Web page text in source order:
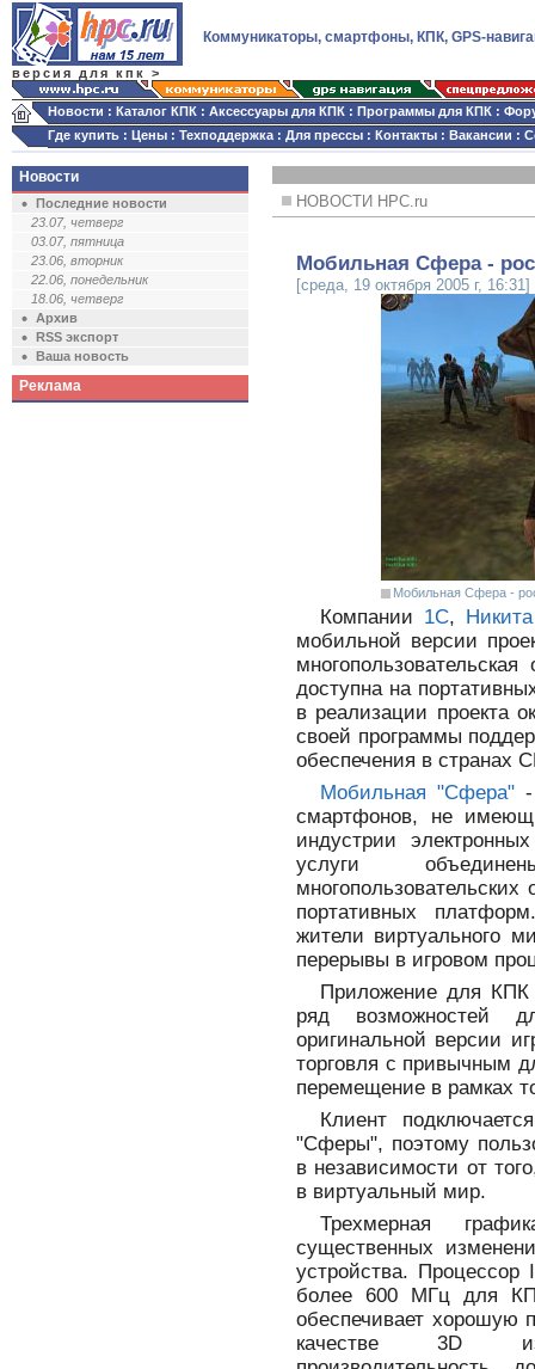
версия для кпк >
Коммуникаторы, смартфоны, КПК, GPS-
Новости : Каталог КПК : Аксессуары для КПК : Программы для КПК :
Где купить : Цены : Техподдержка : Для прессы : Контакты : Вакансии :
Новости
Последние новости
23.07, четверг
03.07, пятница
23.06, вторник
22.06, понедельник
18.06, четверг
Архив
RSS экспорт
Ваша новость
Реклама
НОВОСТИ HPC.ru
Мобильная Сфера -
[среда, 19 октября 2005 г, 16:31]
Мобильная Сфера -
Компании 1С, Никита
мобильной версии
доступна на
в реализации проекта
своей программы
обеспечения в странах
Мобильная "Сфера"
смартфонов, не
индустрии
услуги
портативных
жители виртуального
перерывы в игровом
Приложение для
ряд возможностей
оригинальной версии
торговля с привычным
перемещение в рамках
Клиент
"Сферы", поэтому
в независимости от
в виртуальный мир.
Трехмерная
существенных
устройства. Процессор
более 600 МГц для
обеспечивает хорошую
качестве 3D